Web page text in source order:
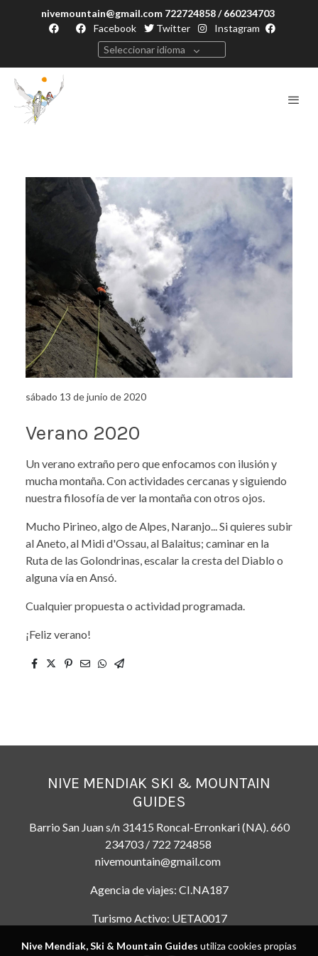
nivemountain@gmail.com 722724858 / 660234703
Facebook
Twitter
Instagram
Seleccionar idioma
sábado 13 de junio de 2020
Verano 2020
Un verano extraño pero que enfocamos con ilusión y
mucha montaña. Con actividades cercanas y siguiendo
nuestra filosofía de ver la montaña con otros ojos.
Mucho Pirineo, algo de Alpes, Naranjo... Si quieres subir
al Aneto, al Midi d'Ossau, al Balaitus; caminar en la
Ruta de las Golondrinas, escalar la cresta del Diablo o
alguna vía en Ansó.
Cualquier propuesta o actividad programada.
¡Feliz verano!
NIVE MENDIAK SKI & MOUNTAIN
GUIDES
Barrio San Juan s/n 31415 Roncal-Erronkari (NA). 660
234703 / 722 724858
nivemountain@gmail.com
Agencia de viajes: CI.NA187
Turismo Activo: UETA0017
Nive Mendiak, Ski & Mountain Guides utiliza cookies propias